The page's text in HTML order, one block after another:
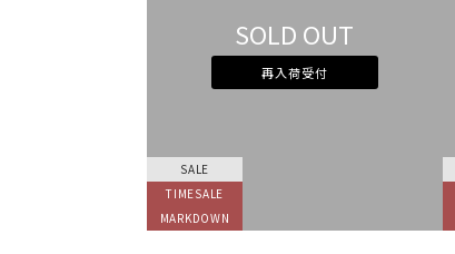
SOLD OUT
再入荷受付
SALE
TIMESALE
MARKDOWN